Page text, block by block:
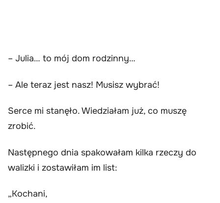
– Julia… to mój dom rodzinny…
– Ale teraz jest nasz! Musisz wybrać!
Serce mi stanęło. Wiedziałam już, co muszę
zrobić.
Następnego dnia spakowałam kilka rzeczy do
walizki i zostawiłam im list:
„Kochani,